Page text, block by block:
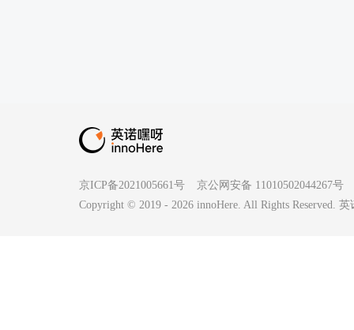
京ICP备2021005661号
京公网安备 11010502044267号
Copyright © 2019 - 2026 innoHere. All Rights Reserved.